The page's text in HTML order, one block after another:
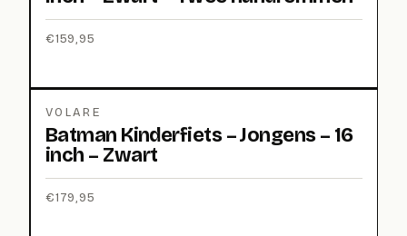
€159,95
VOLARE
Batman Kinderfiets – Jongens – 16
inch – Zwart
€179,95